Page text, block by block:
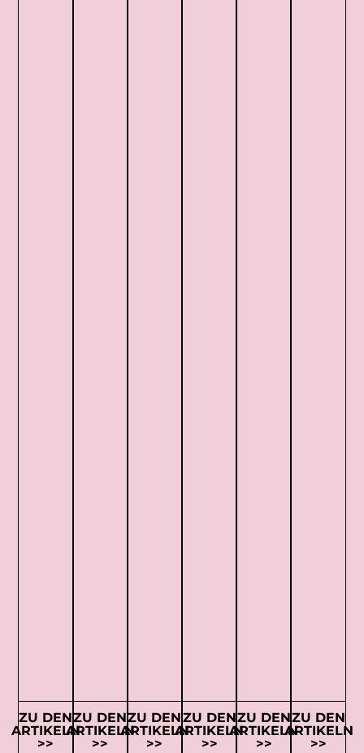
ZU DEN
ARTIKELN
>>
ZU DEN
ARTIKELN
>>
ZU DEN
ARTIKELN
>>
ZU DEN
ARTIKELN
>>
ZU DEN
ARTIKELN
>>
ZU DEN
ARTIKELN
>>